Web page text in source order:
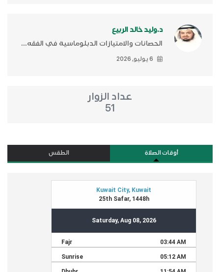
د.وليد خالد الربيع
الحصانات والامتيازات الدبلوماسية في الفقه...
6 يوليو, 2026
عداد الزوار
51
أوقات الصلاة الطقس